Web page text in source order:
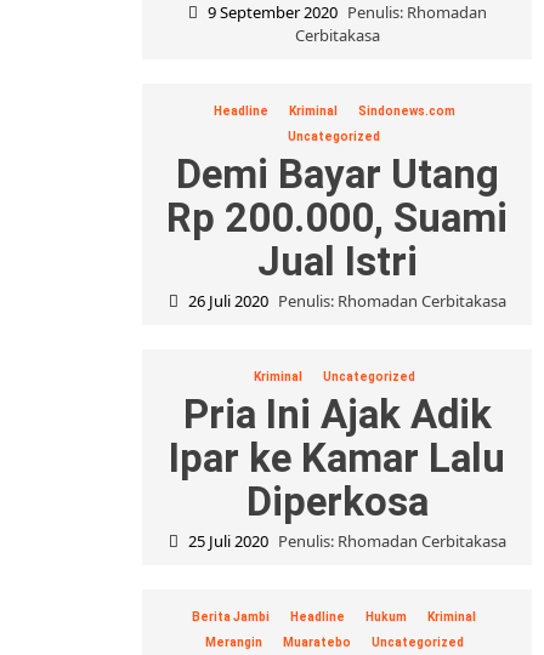
9 September 2020 Penulis: Rhomadan
Cerbitakasa
Headline Kriminal
Sindonews.com
Uncategorized
Demi Bayar Utang
Rp 200.000, Suami
Jual Istri
26 Juli 2020 Penulis: Rhomadan Cerbitakasa
Kriminal Uncategorized
Pria Ini Ajak Adik
Ipar ke Kamar Lalu
Diperkosa
25 Juli 2020 Penulis: Rhomadan Cerbitakasa
Berita Jambi Headline Hukum
Kriminal
Merangin
Muaratebo Uncategorized